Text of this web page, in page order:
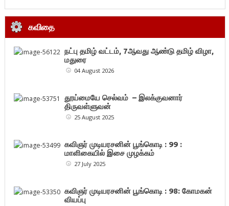
கவிதை
நட்பு தமிழ் வட்டம், 7ஆவது ஆண்டு தமிழ் விழா,
மதுரை
04 August 2026
தூய்மையே செல்வம் – இலக்குவனார்
திருவள்ளுவன்
25 August 2025
கவிஞர் முடியரசனின் பூங்கொடி : 99 :
மாளிகையில் இசை முழக்கம்
27 July 2025
கவிஞர் முடியரசனின் பூங்கொடி : 98: கோமகன்
வியப்பு